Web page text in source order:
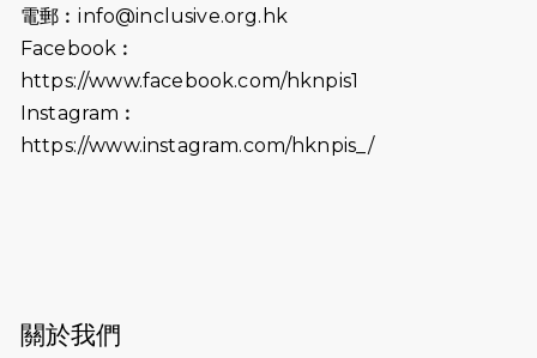
2025-06-09
《猛龍傳之誰怕誰》電影欣賞 - 感謝
生，GBS，JP出席
2025-06-06
《為你喝采陳百強歌迷會》慷慨贊助
38張門票欣賞香港中樂團 X 陳百強 —
2025-03-21
電郵︰info@inclusive.org.hk
Facebook︰
https://www.facebook.com/hknpis1
Instagram︰
https://www.instagram.com/hknpis_/
關於我們